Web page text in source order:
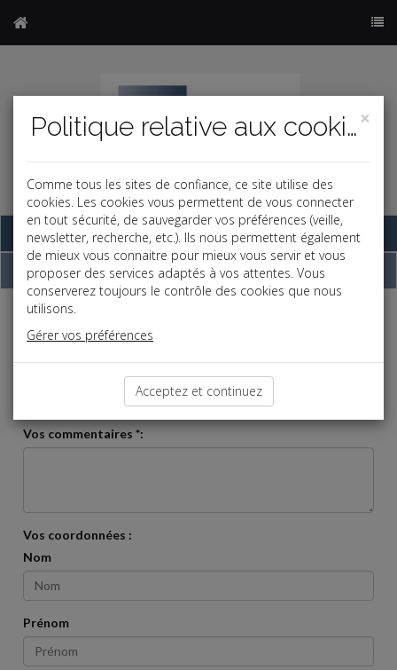
Base documentaire
Contact
Si vous souhaitez des renseignements sur nos prestations,
veuillez nous contacter via ce formulaire
Objet *:
Vos commentaires *:
Vos coordonnées :
Nom
Prénom
×
Politique relative aux cookies
Comme tous les sites de confiance, ce site utilise des
cookies. Les cookies vous permettent de vous connecter
en tout sécurité, de sauvegarder vos préférences (veille,
newsletter, recherche, etc.). Ils nous permettent également
de mieux vous connaitre pour mieux vous servir et vous
proposer des services adaptés à vos attentes. Vous
conserverez toujours le contrôle des cookies que nous
utilisons.
Gérer vos préférences
Acceptez et continuez